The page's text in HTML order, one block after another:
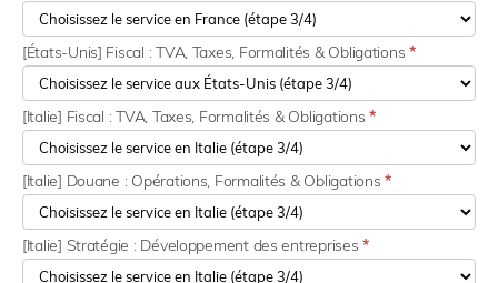
[États-Unis] Fiscal : TVA, Taxes, Formalités & Obligations*
[Italie] Fiscal : TVA, Taxes, Formalités & Obligations*
[Italie] Douane : Opérations, Formalités & Obligations*
[Italie] Stratégie : Développement des entreprises*